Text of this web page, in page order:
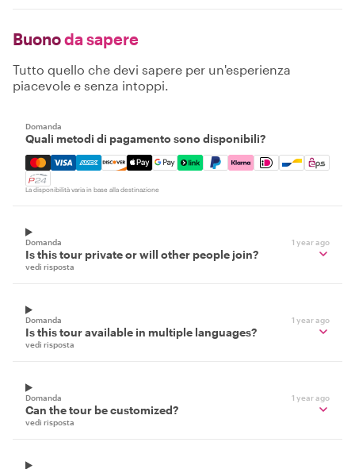
Buonoda sapere
Tutto quello che devi sapere per un'esperienza
piacevole e senza intoppi.
Domanda
Quali metodi di pagamento sono disponibili?
Mastercard, Visa, Amex, Discover, Apple Pay, Google
La disponibilità varia in base alla destinazione
Domanda 1 year ago
Is this tour private or will other people join?
vedi risposta
Domanda 1 year ago
Is this tour available in multiple languages?
vedi risposta
Domanda 1 year ago
Can the tour be customized?
vedi risposta